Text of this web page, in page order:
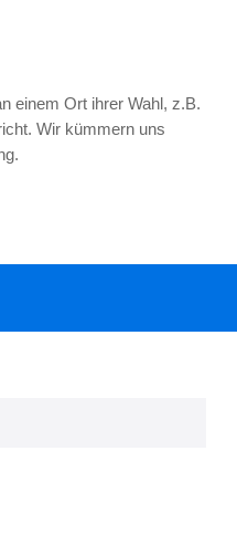
einem Ort ihrer Wahl, z.B.
Wir kümmern uns